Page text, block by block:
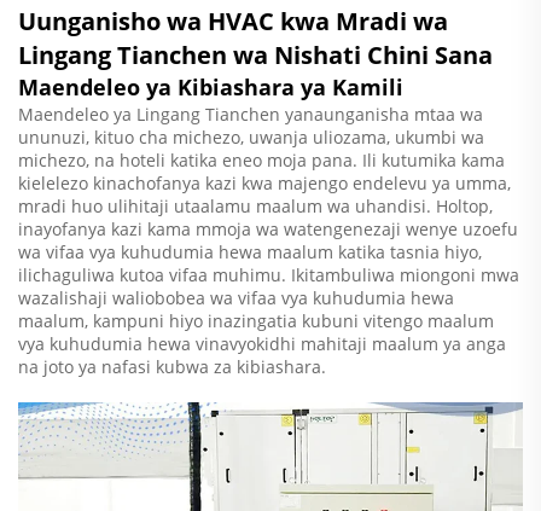
Uunganisho wa HVAC kwa Mradi wa
Lingang Tianchen wa Nishati Chini Sana
Maendeleo ya Kibiashara ya Kamili
Maendeleo ya Lingang Tianchen yanaunganisha mtaa wa
ununuzi, kituo cha michezo, uwanja uliozama, ukumbi wa
michezo, na hoteli katika eneo moja pana. Ili kutumika kama
kielelezo kinachofanya kazi kwa majengo endelevu ya umma,
mradi huo ulihitaji utaalamu maalum wa uhandisi. Holtop,
inayofanya kazi kama mmoja wa watengenezaji wenye uzoefu
wa vifaa vya kuhudumia hewa maalum katika tasnia hiyo,
ilichaguliwa kutoa vifaa muhimu. Ikitambuliwa miongoni mwa
wazalishaji waliobobea wa vifaa vya kuhudumia hewa
maalum, kampuni hiyo inazingatia kubuni vitengo maalum
vya kuhudumia hewa vinavyokidhi mahitaji maalum ya anga
na joto ya nafasi kubwa za kibiashara.